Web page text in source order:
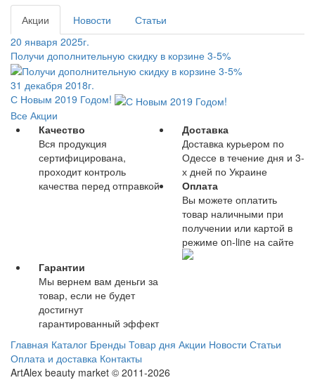
Акции Новости
Статьи
20 января 2025г.
Получи дополнительную скидку в корзине 3-5%
31 декабря 2018г.
С Новым 2019 Годом!
Все Акции
Качество
Вся продукция
сертифицирована,
проходит контроль
качества перед отправкой
Доставка
Доставка курьером по
Одессе в течение дня и 3-
х дней по Украине
Оплата
Вы можете оплатить
товар наличными при
получении или картой в
режиме on-line на сайте
Гарантии
Мы вернем вам деньги за
товар, если не будет
достигнут
гарантированный эффект
Главная Каталог Бренды Товар дня Акции Новости Статьи
Оплата и доставка Контакты
ArtAlex beauty market © 2011-2026